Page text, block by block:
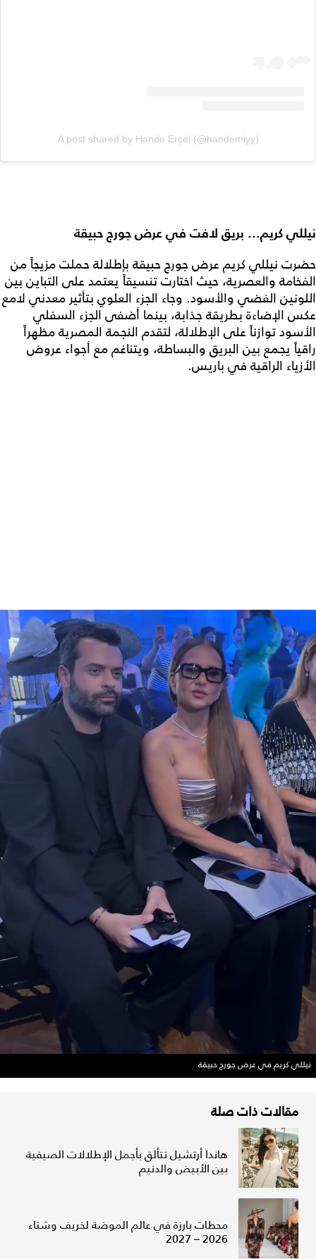
A post shared by Hande Erçel (@handemiyy)
نيللي كريم... بريق لافت في عرض جورج حبيقة
حضرت نيللي كريم عرض جورج حبيقة بإطلالة حملت مزيجاً من
الفخامة والعصرية، حيث اختارت تنسيقاً يعتمد على التباين بين
اللونين الفضي والأسود. وجاء الجزء العلوي بتأثير معدني لامع
عكس الإضاءة بطريقة جذابة، بينما أضفى الجزء السفلي
الأسود توازناً على الإطلالة، لتقدم النجمة المصرية مظهراً
راقياً يجمع بين البريق والبساطة، ويتناغم مع أجواء عروض
الأزياء الراقية في باريس.
نيللي كريم في عرض جورج حبيقة
مقالات ذات صلة
هاندا أرتشيل تتألق بأجمل الإطلالات الصيفية
بين الأبيض والدنيم
محطات بارزة في عالم الموضة لخريف وشتاء
2026 – 2027